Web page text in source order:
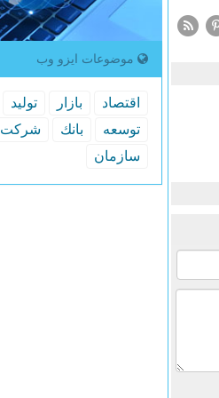
موضوعات ایزو وب
اقتصاد بازار تولید
توسعه
بانك
شركت
سازمان